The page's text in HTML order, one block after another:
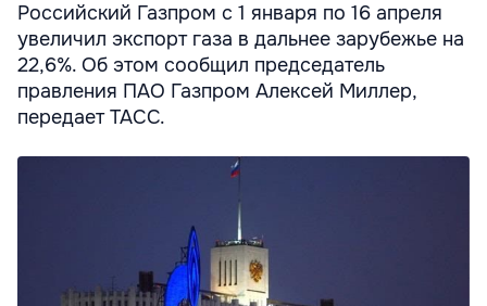
Российский Газпром с 1 января по 16 апреля
увеличил экспорт газа в дальнее зарубежье на
22,6%. Об этом сообщил председатель
правления ПАО Газпром Алексей Миллер,
передает ТАСС.